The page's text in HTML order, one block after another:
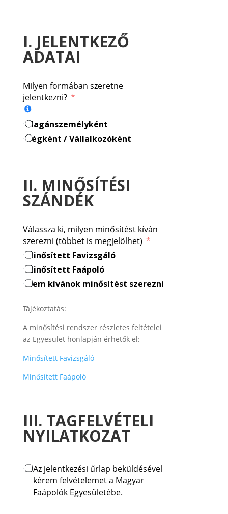
I. JELENTKEZŐ
ADATAI
Milyen formában szeretne
jelentkezni?
Magánszemélyként
Cégként / Vállalkozóként
II. MINŐSÍTÉSI
SZÁNDÉK
Válassza ki, milyen minősítést kíván
szerezni (többet is megjelölhet)
Minősített Favizsgáló
Minősített Faápoló
Nem kívánok minősítést szerezni
Tájékoztatás:
A minősítési rendszer részletes feltételei
az Egyesület honlapján érhetők el:
Minősített Favizsgáló
Minősített Faápoló
III. TAGFELVÉTELI
NYILATKOZAT
Az jelentkezési űrlap beküldésével
kérem felvételemet a Magyar
Faápolók Egyesületébe.